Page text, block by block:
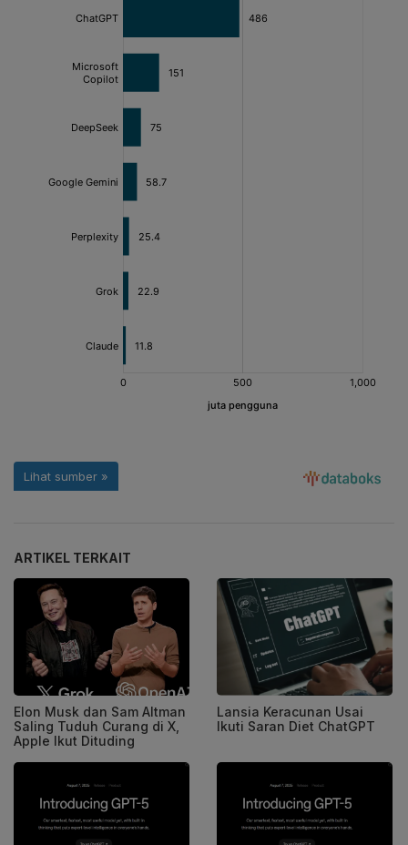
ARTIKEL TERKAIT
Elon Musk dan Sam Altman
Saling Tuduh Curang di X,
Apple Ikut Dituding
Lansia Keracunan Usai
Ikuti Saran Diet ChatGPT